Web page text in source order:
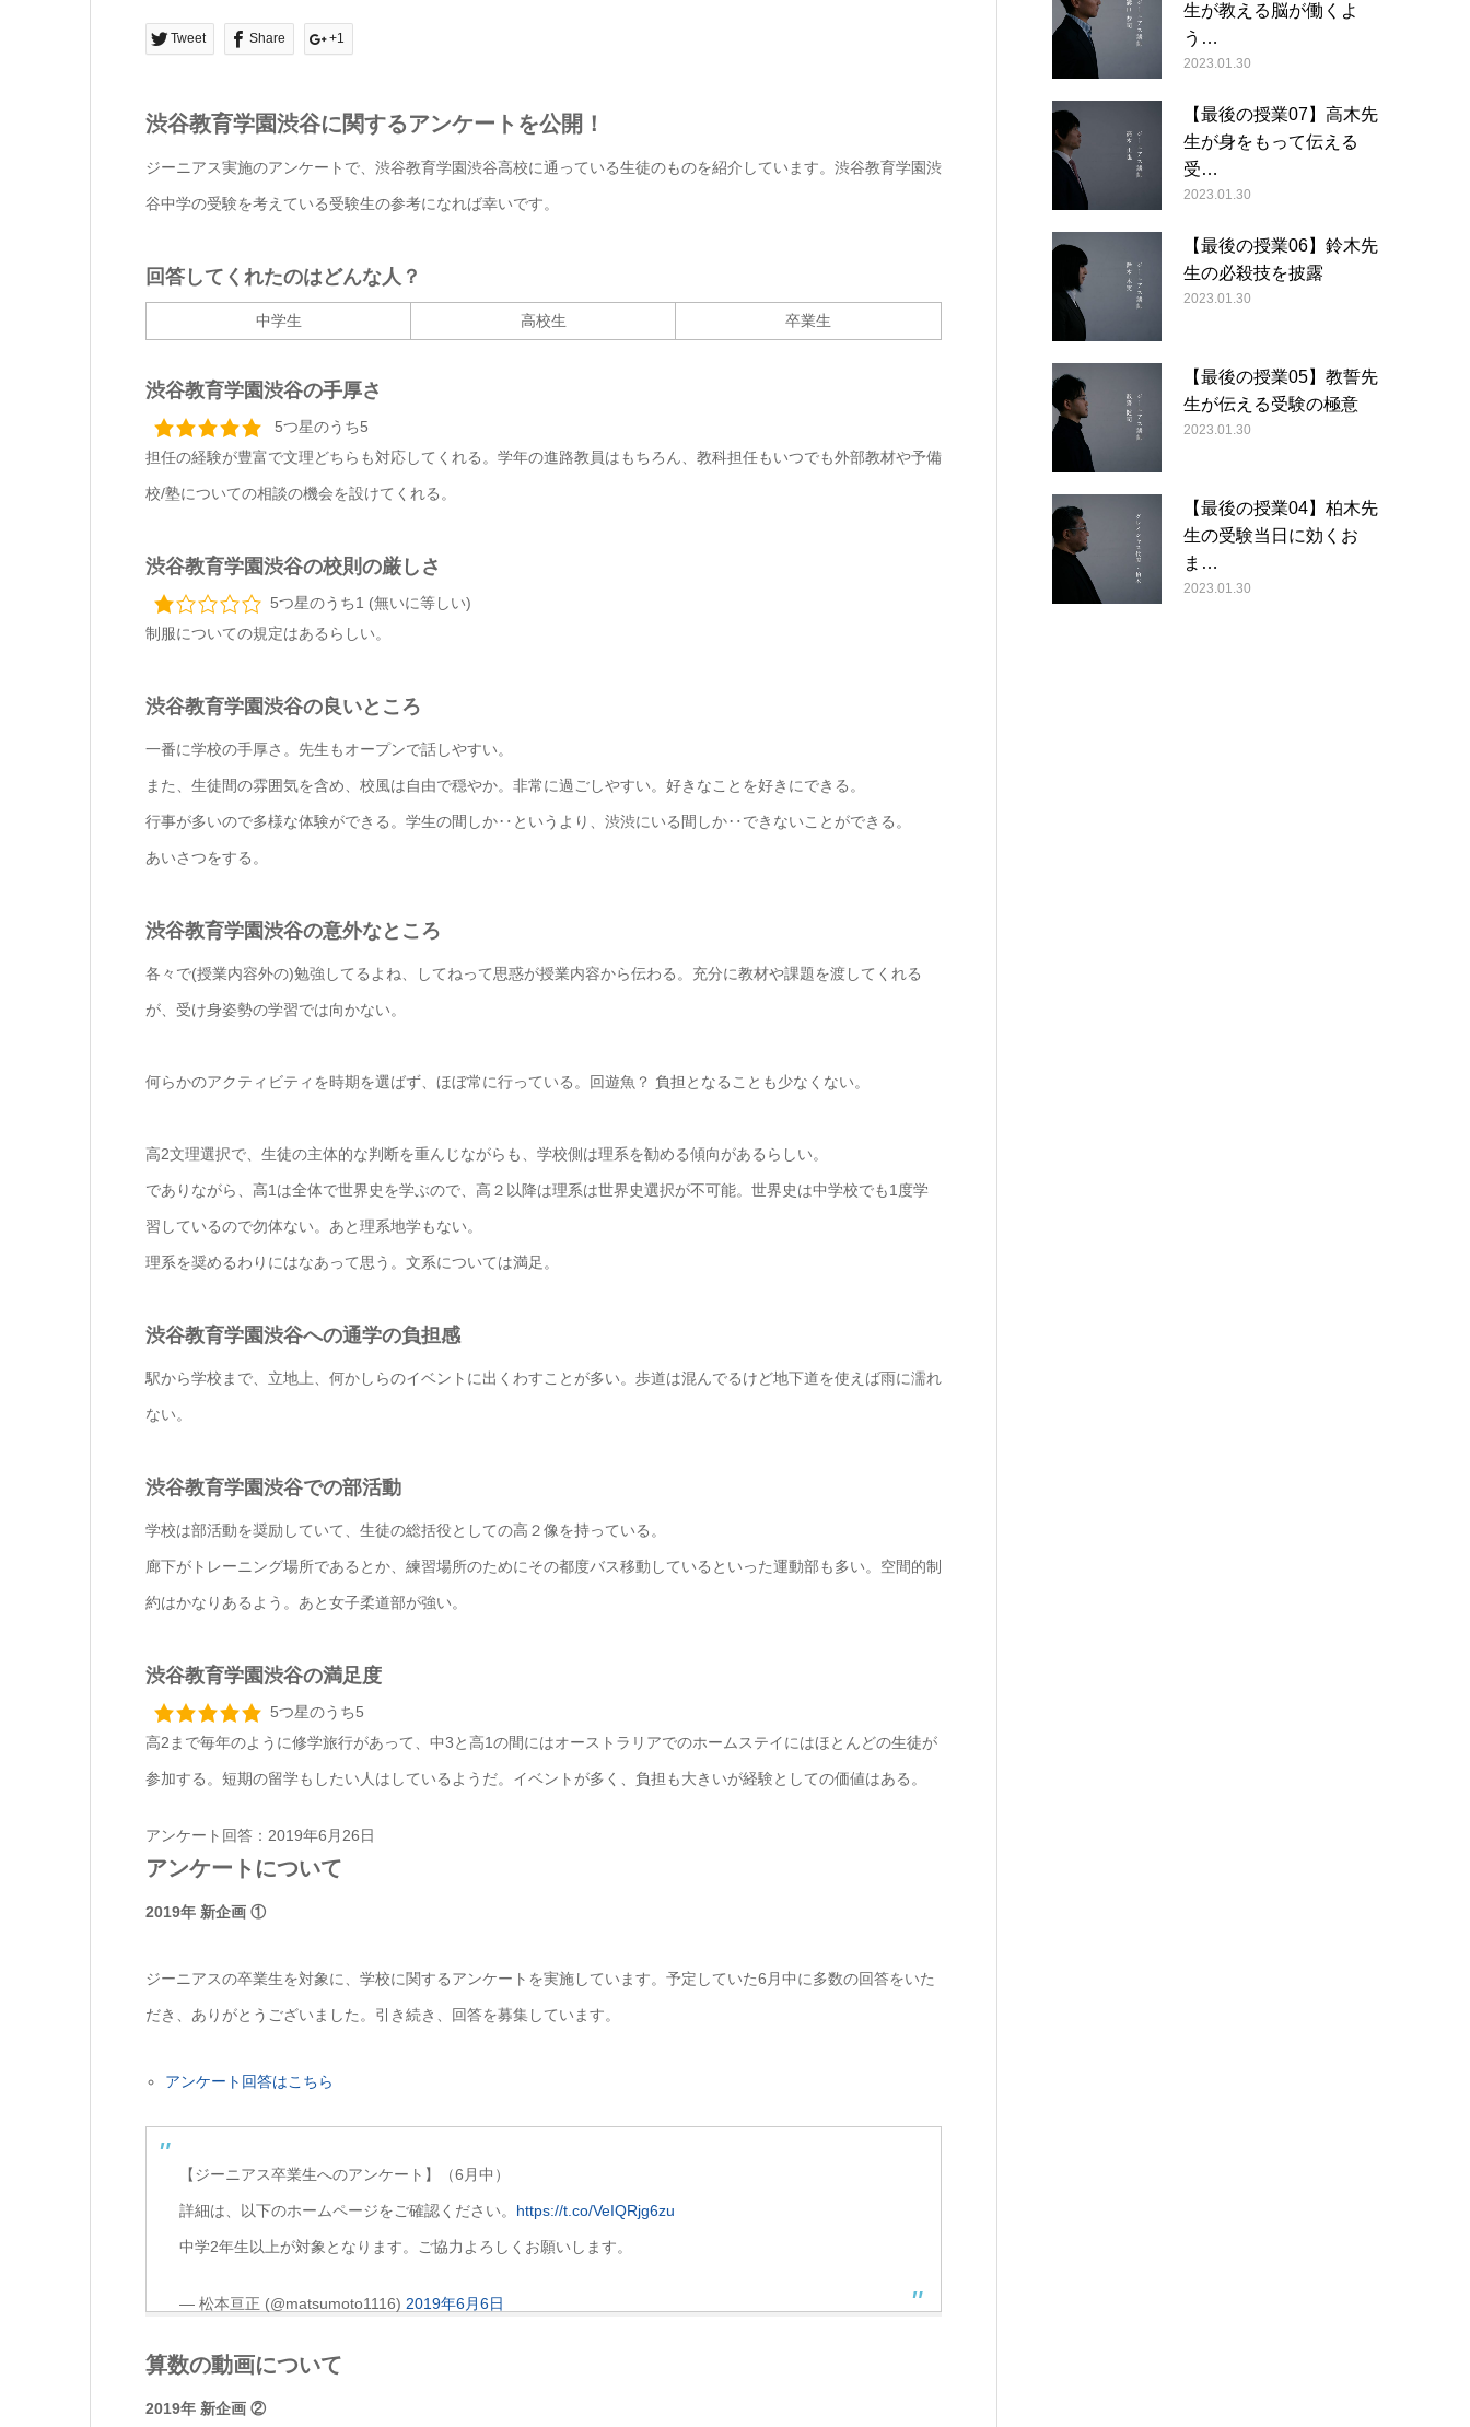
Tweet Share +1
渋谷教育学園渋谷に関するアンケートを公開！
ジーニアス実施のアンケートで、渋谷教育学園渋谷高校に通っている生徒のものを紹介しています。渋谷教育学園渋
谷中学の受験を考えている受験生の参考になれば幸いです。
回答してくれたのはどんな人？
中学生 高校生 卒業生
渋谷教育学園渋谷の手厚さ
5つ星のうち5
担任の経験が豊富で文理どちらも対応してくれる。学年の進路教員はもちろん、教科担任もいつでも外部教材や予備
校/塾についての相談の機会を設けてくれる。
渋谷教育学園渋谷の校則の厳しさ
5つ星のうち1 (無いに等しい)
制服についての規定はあるらしい。
渋谷教育学園渋谷の良いところ
一番に学校の手厚さ。先生もオープンで話しやすい。
また、生徒間の雰囲気を含め、校風は自由で穏やか。非常に過ごしやすい。好きなことを好きにできる。
行事が多いので多様な体験ができる。学生の間しか‥というより、渋渋にいる間しか‥できないことができる。
あいさつをする。
渋谷教育学園渋谷の意外なところ
各々で(授業内容外の)勉強してるよね、してねって思惑が授業内容から伝わる。充分に教材や課題を渡してくれる
が、受け身姿勢の学習では向かない。
何らかのアクティビティを時期を選ばず、ほぼ常に行っている。回遊魚？ 負担となることも少なくない。
高2文理選択で、生徒の主体的な判断を重んじながらも、学校側は理系を勧める傾向があるらしい。
でありながら、高1は全体で世界史を学ぶので、高２以降は理系は世界史選択が不可能。世界史は中学校でも1度学
習しているので勿体ない。あと理系地学もない。
理系を奨めるわりにはなあって思う。文系については満足。
渋谷教育学園渋谷への通学の負担感
駅から学校まで、立地上、何かしらのイベントに出くわすことが多い。歩道は混んでるけど地下道を使えば雨に濡れ
ない。
渋谷教育学園渋谷での部活動
学校は部活動を奨励していて、生徒の総括役としての高２像を持っている。
廊下がトレーニング場所であるとか、練習場所のためにその都度バス移動しているといった運動部も多い。空間的制
約はかなりあるよう。あと女子柔道部が強い。
渋谷教育学園渋谷の満足度
5つ星のうち5
高2まで毎年のように修学旅行があって、中3と高1の間にはオーストラリアでのホームステイにはほとんどの生徒が
参加する。短期の留学もしたい人はしているようだ。イベントが多く、負担も大きいが経験としての価値はある。
アンケート回答：2019年6月26日
アンケートについて
2019年 新企画 ①
ジーニアスの卒業生を対象に、学校に関するアンケートを実施しています。予定していた6月中に多数の回答をいた
だき、ありがとうございました。引き続き、回答を募集しています。
アンケート回答はこちら
【ジーニアス卒業生へのアンケート】（6月中）
詳細は、以下のホームページをご確認ください。 https://t.co/VeIQRjg6zu
中学2年生以上が対象となります。ご協力よろしくお願いします。
— 松本亘正 (@matsumoto1116) 2019年6月6日
算数の動画について
2019年 新企画 ②
生が教える脳が働くよ
う…
2023.01.30
【最後の授業07】高木先
生が身をもって伝える
受…
2023.01.30
【最後の授業06】鈴木先
生の必殺技を披露
2023.01.30
【最後の授業05】教誓先
生が伝える受験の極意
2023.01.30
【最後の授業04】柏木先
生の受験当日に効くお
ま…
2023.01.30